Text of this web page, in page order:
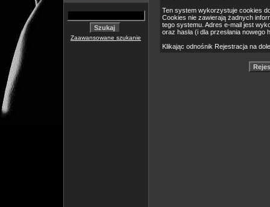
Zaawansowane szukanie
Ten system wykorzystuje cookies
Cookies nie zawierają żadnych
tego systemu. Adres e-mail jest
oraz hasła (i dla przesłania nowego
Klikając odnośnik Rejestracja na